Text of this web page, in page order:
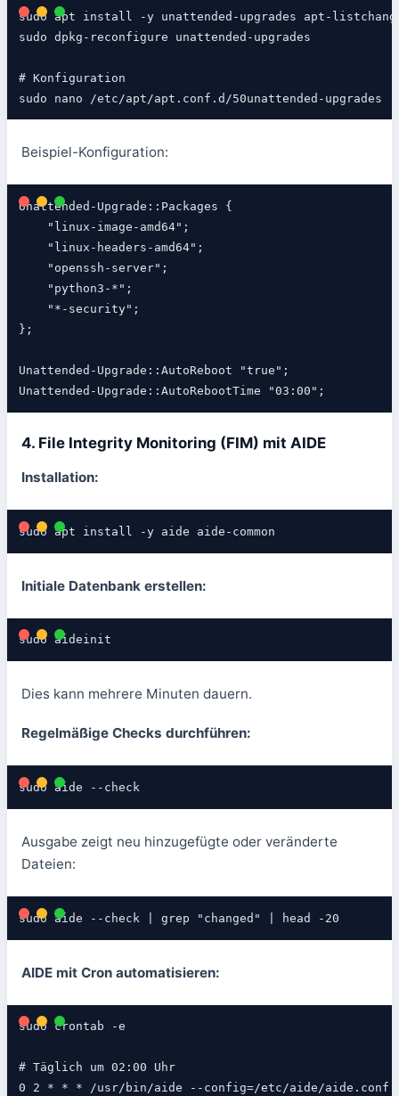
sudo apt install -y unattended-upgrades apt-
sudo dpkg-reconfigure unattended-upgrades
# Konfiguration
sudo nano /etc/apt/apt.conf.d/50unattended-upgrades
Beispiel-Konfiguration:
Unattended-Upgrade::Packages {
    "linux-image-amd64";
    "linux-headers-amd64";
    "openssh-server";
    "python3-*";
    "*-security";
};
Unattended-Upgrade::AutoReboot "true";
Unattended-Upgrade::AutoRebootTime "03:00";
4. File Integrity Monitoring (FIM) mit AIDE
Installation:
sudo apt install -y aide aide-common
Initiale Datenbank erstellen:
sudo aideinit
Dies kann mehrere Minuten dauern.
Regelmäßige Checks durchführen:
sudo aide --check
Ausgabe zeigt neu hinzugefügte oder veränderte
Dateien:
sudo aide --check | grep "changed" | head -20
AIDE mit Cron automatisieren:
sudo crontab -e
# Täglich um 02:00 Uhr
0 2 * * * /usr/bin/aide --config=/etc/aide/aide.conf --